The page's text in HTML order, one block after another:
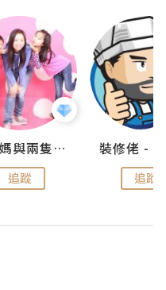
儍媽媽與兩隻小魔怪之家
追蹤 追蹤